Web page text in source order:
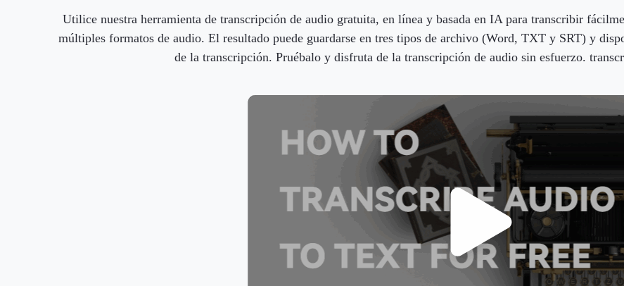
Utilice nuestra herramienta de transcripción de audio gratuita, en línea y basada en IA para transcribir
múltiples formatos de audio. El resultado puede guardarse en tres tipos de archivo (Word, TXT y SRT) y
de la transcripción. Pruébalo y disfruta de la transcripción de audio sin esfuerzo.